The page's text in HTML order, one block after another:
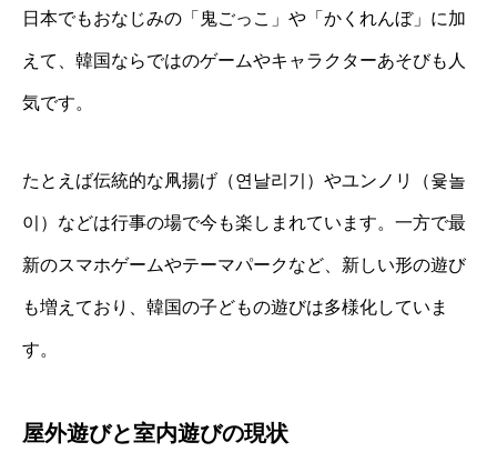
日本でもおなじみの「鬼ごっこ」や「かくれんぼ」に加
えて、韓国ならではのゲームやキャラクターあそびも人
気です。
たとえば伝統的な凧揚げ（연날리기）やユンノリ（윷놀
이）などは行事の場で今も楽しまれています。一方で最
新のスマホゲームやテーマパークなど、新しい形の遊び
も増えており、韓国の子どもの遊びは多様化していま
す。
屋外遊びと室内遊びの現状